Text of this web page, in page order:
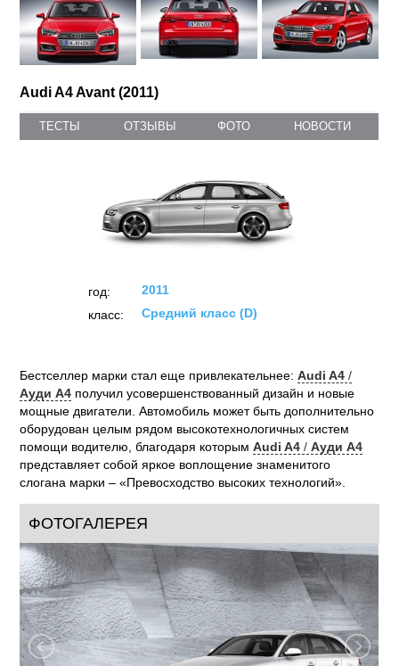
Audi A4 Avant (2011)
ТЕСТЫ ОТЗЫВЫ ФОТО НОВОСТИ
год:
2011
класс:
Средний класс (D)
Бестселлер марки стал еще привлекательнее:Audi A4 /
Ауди А4 получил усовершенствованный дизайн и новые
мощные двигатели. Автомобиль может быть дополнительно
оборудован целым рядом высокотехнологичных систем
помощи водителю, благодаря которымAudi A4 /Ауди А4
представляет собой яркое воплощение знаменитого
слогана марки – «Превосходство высоких технологий».
ФОТОГАЛЕРЕЯ